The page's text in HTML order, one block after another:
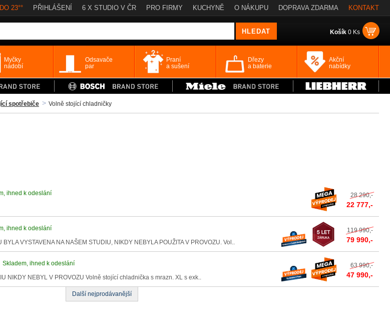
23°° PŘIHLÁŠENÍ 6 X STUDIO V ČR PRO FIRMY KUCHYNĚ O NÁKUPU DOPRAVA ZDARMA KONTAKT
Košík0 Ks
Myčky
nádobí
Odsavače
par
Praní
a sušení
Dřezy
a baterie
Akční
nabídky
spotřebiče Volně stojící chladničky
ihned k odeslání 28 290,-
22 777,-
ihned k odeslání 119 990,-
79 990,-
VYSTAVENA NA NAŠEM STUDIU, NIKDY NEBYLA POUŽITA V PROVOZU. Vol..
Skladem, ihned k odeslání 63 990,-
47 990,-
NIKDY NEBYL V PROVOZU Volně stojící chladnička s mrazn. XL s exk..
Další nejprodávanější